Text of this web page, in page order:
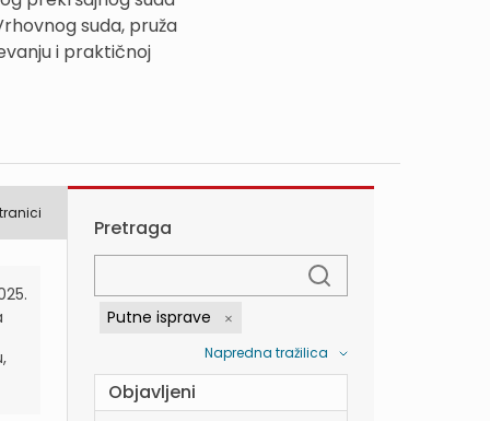
suda, pruža
i praktičnoj
Pretraga
Putne isprave
Napredna tražilica
Objavljeni